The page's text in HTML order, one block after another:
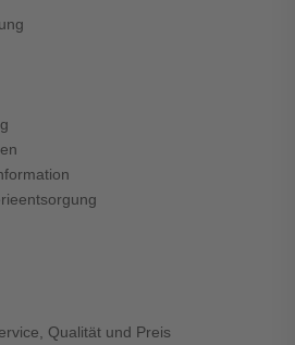
Qualität und Preis